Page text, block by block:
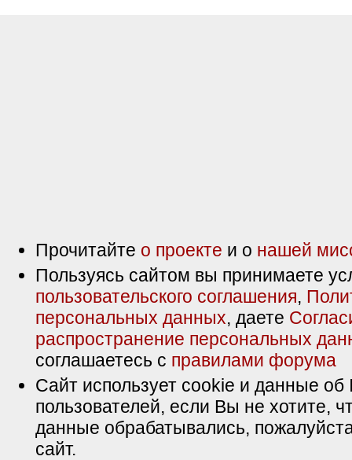
Прочитайте о проекте и о нашей
Пользуясь сайтом вы принимаете
пользовательского соглашения,
персональных данных, даете
распространение персональных
соглашаетесь с правилами форума
Сайт использует cookie и данные об
пользователей, если Вы не хотите,
данные обрабатывались,
сайт.